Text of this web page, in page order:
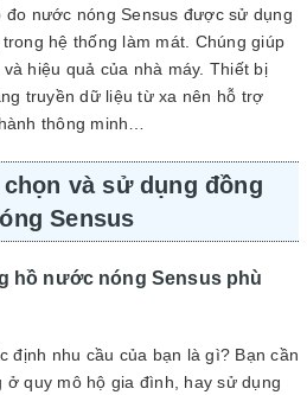
đo nước nóng Sensus được sử dụng
hệ thống làm mát. Chúng giúp
hiệu quả của nhà máy. Thiết bị
truyền dữ liệu từ xa nên hỗ trợ
thông minh…
và sử dụng đồng
Sensus
hồ nước nóng Sensus phù
định nhu cầu của bạn là gì? Bạn cần
quy mô hộ gia đình, hay sử dụng